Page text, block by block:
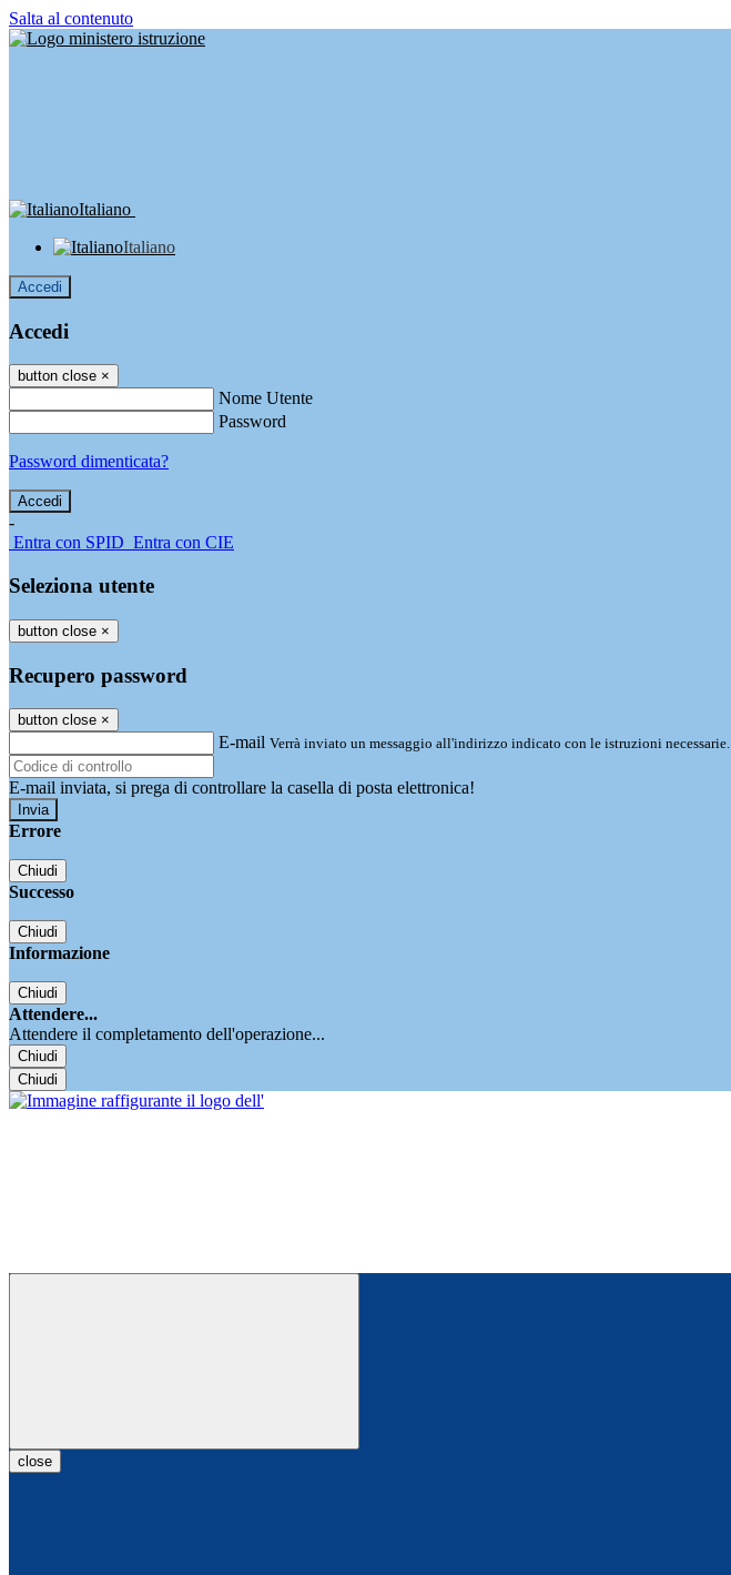
Salta al contenuto
Italiano
Italiano
Accedi
Accedi
button close ×
Nome Utente
Password
Password dimenticata?
-
Entra con SPID Entra con CIE
Seleziona utente
button close ×
Recupero password
button close ×
E-mail Verrà inviato un messaggio all'indirizzo indicato con le istruzioni necessarie.
E-mail inviata, si prega di controllare la casella di posta elettronica!
Errore
Chiudi
Successo
Chiudi
Informazione
Chiudi
Attendere...
Attendere il completamento dell'operazione...
Chiudi
Chiudi
close